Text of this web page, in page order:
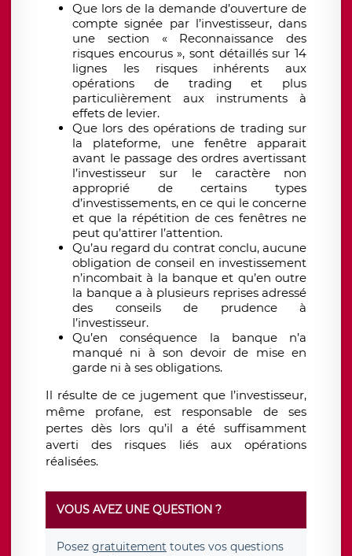
Que lors de la demande d’ouverture de
compte signée par l’investisseur, dans
une section « Reconnaissance des
risques encourus », sont détaillés sur 14
lignes les risques inhérents aux
opérations de trading et plus
particulièrement aux instruments à
effets de levier.
Que lors des opérations de trading sur
la plateforme, une fenêtre apparait
avant le passage des ordres avertissant
l’investisseur sur le caractère non
approprié de certains types
d’investissements, en ce qui le concerne
et que la répétition de ces fenêtres ne
peut qu’attirer l’attention.
Qu’au regard du contrat conclu, aucune
obligation de conseil en investissement
n’incombait à la banque et qu’en outre
la banque a à plusieurs reprises adressé
des conseils de prudence à
l’investisseur.
Qu’en conséquence la banque n’a
manqué ni à son devoir de mise en
garde ni à ses obligations.
Il résulte de ce jugement que l’investisseur,
même profane, est responsable de ses
pertes dès lors qu’il a été suffisamment
averti des risques liés aux opérations
réalisées.
VOUS AVEZ UNE QUESTION ?
Posez gratuitement toutes vos questions